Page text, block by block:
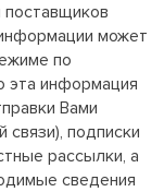
может
по
эта информация
Вами
подписки
рассылки, а
сведения